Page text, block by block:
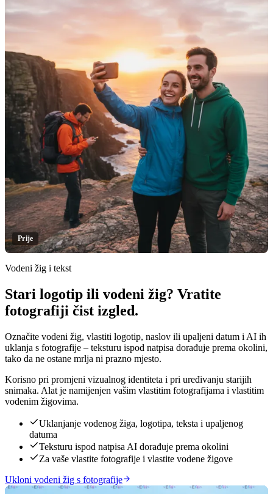
Klikni za otkrivanje
Prije
Vodeni žig i tekst
Stari logotip ili vodeni žig? Vratite
fotografiji čist izgled.
Označite vodeni žig, vlastiti logotip, naslov ili upaljeni datum i AI ih
uklanja s fotografije – teksturu ispod natpisa dorađuje prema okolini,
tako da ne ostane mrlja ni prazno mjesto.
Korisno pri promjeni vizualnog identiteta i pri uređivanju starijih
snimaka. Alat je namijenjen vašim vlastitim fotografijama i vlastitim
vodenim žigovima.
Uklanjanje vodenog žiga, logotipa, teksta i upaljenog
datuma
Teksturu ispod natpisa AI dorađuje prema okolini
Za vaše vlastite fotografije i vlastite vodene žigove
Ukloni vodeni žig s fotografije